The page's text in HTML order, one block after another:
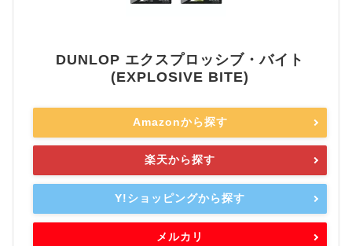
DUNLOP エクスプロッシブ・バイト
(EXPLOSIVE BITE)
Amazonから探す
楽天から探す
Y!ショッピングから探す
メルカリ